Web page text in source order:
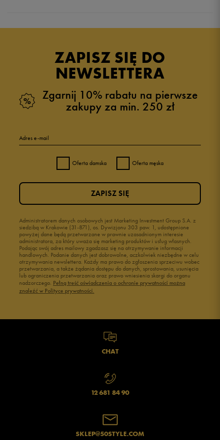
ZAPISZ SIĘ DO
NEWSLETTERA
Zgarnij 10% rabatu na pierwsze
zakupy za min. 250 zł
Adres e-mail
Oferta damska Oferta męska
Administratorem danych osobowych jest Marketing Investment Group S.A. z
siedzibą w Krakowie (31-871), os. Dywizjonu 303 paw. 1, udostępnione
powyżej dane będą przetwarzane w prawnie uzasadnionym interesie
administratora, za który uważa się marketing produktów i usług własnych.
Podając swój adres mailowy zgadzasz się na otrzymywanie informacji
handlowych. Podanie danych jest dobrowolne, aczkolwiek niezbędne w celu
otrzymywania newslettera. Każdy ma prawo do zgłoszenia sprzeciwu wobec
przetwarzania, a także żądania dostępu do danych, sprostowania, usunięcia
lub ograniczenia przetwarzania oraz prawo wniesienia skargi do organu
nadzorczego. Pełną treść oświadczenia o ochronie prywatności można
znaleźć w Polityce prywatności.
ZAPISZ SIĘ
CHAT
12 681 84 90
SKLEP@50STYLE.COM